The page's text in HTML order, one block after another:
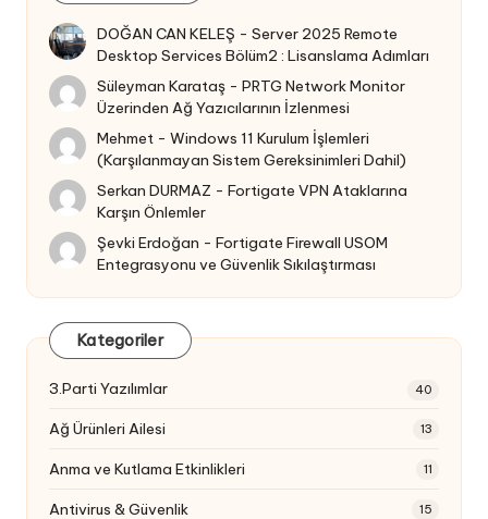
DOĞAN CAN KELEŞ -Server 2025 Remote
Desktop Services Bölüm2 : Lisanslama Adımları
Süleyman Karataş -PRTG Network Monitor
Üzerinden Ağ Yazıcılarının İzlenmesi
Mehmet -Windows 11 Kurulum İşlemleri
(Karşılanmayan Sistem Gereksinimleri Dahil)
Serkan DURMAZ -Fortigate VPN Ataklarına
Karşın Önlemler
Şevki Erdoğan -Fortigate Firewall USOM
Entegrasyonu ve Güvenlik Sıkılaştırması
Kategoriler
3.Parti Yazılımlar 40
Ağ Ürünleri Ailesi 13
Anma ve Kutlama Etkinlikleri 11
Antivirus & Güvenlik 15